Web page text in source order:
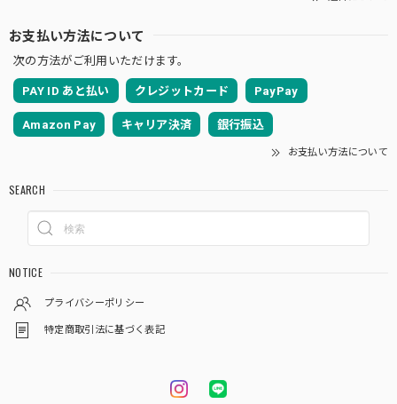
お支払い方法について
次の方法がご利用いただけます。
PAY ID あと払い クレジットカード PayPay
Amazon Pay キャリア決済 銀行振込
お支払い方法について
SEARCH
NOTICE
プライバシーポリシー
特定商取引法に基づく表記